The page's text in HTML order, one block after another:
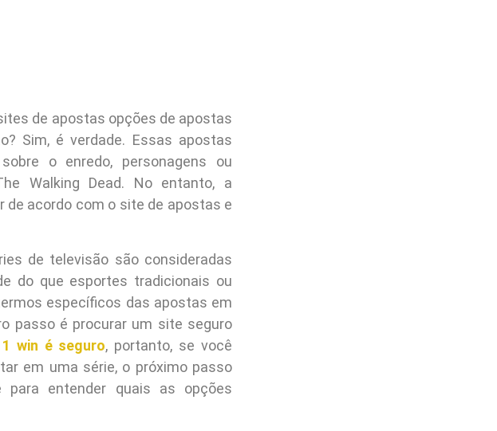
de apostas opções de apostas
Sim, é verdade. Essas apostas
o enredo, personagens ou
Walking Dead. No entanto, a
de acordo com o site de apostas e
de televisão são consideradas
do que esportes tradicionais ou
específicos das apostas em
passo é procurar um site seguro
1 win é seguro, portanto, se você
em uma série, o próximo passo
entender quais as opções